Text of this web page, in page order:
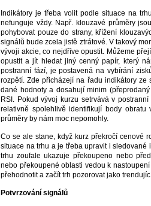
Indikátory je třeba volit podle situace na
nefunguje vždy. Např. klouzavé průměry
pohybovat pouze do strany, křížení
signálů bude zcela jistě ztrátové. V takový
vývoji akcie, co nejdříve opustit. Můžeme
opustit a jít hledat jiný cenný papír, který
postranní fází, je postavená na vybírání
rozpětí. Zde přicházejí na řadu indikátory ze
dané hodnoty a dosahují minim
RSI. Pokud vývoj kurzu setrvává v
relativně spolehlivě identifikují body obratu
průměry by nám moc nepomohly.
Co se ale stane, když kurz překročí cenové
situace na trhu a je třeba upravit i
trhu zoufale ukazuje překoupeno nebo
nebo překoupené oblasti vedou k
přehodnotit a začít trh pozorovat jako
Potvrzování signálů